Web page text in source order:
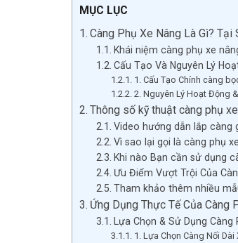
MỤC LỤC
Càng Phụ Xe Nâng Là Gì?
Khái niệm càng phụ xe
Cấu Tạo Và Nguyên Lý
1. Cấu Tạo Chính càng
2. Nguyên Lý Hoạt Động
Thông số kỹ thuật càng phụ
Video hướng dẫn lắp càng
Vì sao lại gọi là càng phụ
Khi nào Bạn cần sử dụng
Ưu Điểm Vượt Trội Của
Tham khảo thêm nhiều
Ứng Dụng Thực Tế Của Càng
Lựa Chọn & Sử Dụng
1. Lựa Chọn Càng Nối